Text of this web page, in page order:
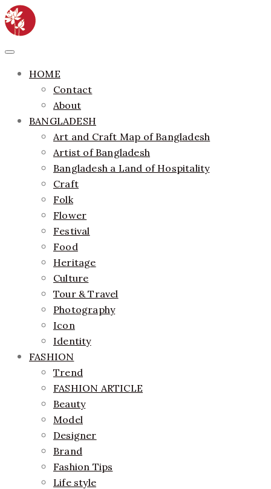
Skip
to
Bangladesh Fashion Archive
ethics + aesthetics = sustainable fashion
Primary
Menu HOME
Contact
About
BANGLADESH
Art and Craft Map of Bangladesh
Artist of Bangladesh
Bangladesh a Land of Hospitality
Craft
Folk
Flower
Festival
Food
Heritage
Culture
Tour & Travel
Photography
Icon
Identity
FASHION
Trend
FASHION ARTICLE
Beauty
Model
Designer
Brand
Fashion Tips
Life style